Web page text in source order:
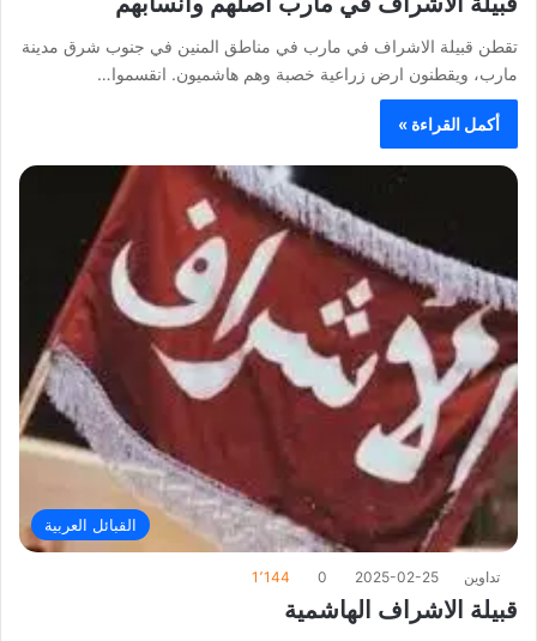
تقطن قبيلة الاشراف في مارب في مناطق المنين في جنوب شرق مدينة
مارب، ويقطنون ارض زراعية خصبة وهم هاشميون. انقسموا…
أكمل القراءة »
القبائل العربية
تداوين 2025-02-25
0 1٬144
قبيلة الاشراف الهاشمية